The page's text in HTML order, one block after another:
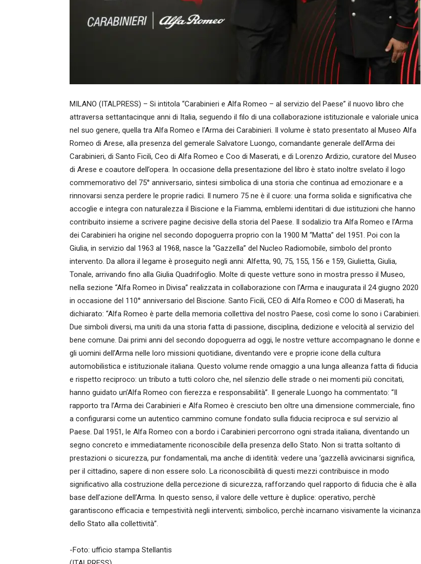
MILANO (ITALPRESS) – Si intitola “Carabinieri e Alfa Romeo – al servizio del Paese” il nuovo libro che
attraversa settantacinque anni di Italia, seguendo il filo di una collaborazione istituzionale e valoriale unica
nel suo genere, quella tra Alfa Romeo e l’Arma dei Carabinieri. Il volume è stato presentato al Museo Alfa
Romeo di Arese, alla presenza del gemerale Salvatore Luongo, comandante generale dell’Arma dei
Carabinieri, di Santo Ficili, Ceo di Alfa Romeo e Coo di Maserati, e di Lorenzo Ardizio, curatore del Museo
di Arese e coautore dell’opera. In occasione della presentazione del libro è stato inoltre svelato il logo
commemorativo del 75° anniversario, sintesi simbolica di una storia che continua ad emozionare e a
rinnovarsi senza perdere le proprie radici. Il numero 75 ne è il cuore: una forma solida e significativa che
accoglie e integra con naturalezza il Biscione e la Fiamma, emblemi identitari di due istituzioni che hanno
contribuito insieme a scrivere pagine decisive della storia del Paese. Il sodalizio tra Alfa Romeo e l’Arma
dei Carabinieri ha origine nel secondo dopoguerra proprio con la 1900 M “Matta” del 1951. Poi con la
Giulia, in servizio dal 1963 al 1968, nasce la “Gazzella” del Nucleo Radiomobile, simbolo del pronto
intervento. Da allora il legame è proseguito negli anni: Alfetta, 90, 75, 155, 156 e 159, Giulietta, Giulia,
Tonale, arrivando fino alla Giulia Quadrifoglio. Molte di queste vetture sono in mostra presso il Museo,
nella sezione “Alfa Romeo in Divisa” realizzata in collaborazione con l’Arma e inaugurata il 24 giugno 2020
in occasione del 110° anniversario del Biscione. Santo Ficili, CEO di Alfa Romeo e COO di Maserati, ha
dichiarato: “Alfa Romeo è parte della memoria collettiva del nostro Paese, così come lo sono i Carabinieri.
Due simboli diversi, ma uniti da una storia fatta di passione, disciplina, dedizione e velocità al servizio del
bene comune. Dai primi anni del secondo dopoguerra ad oggi, le nostre vetture accompagnano le donne e
gli uomini dell’Arma nelle loro missioni quotidiane, diventando vere e proprie icone della cultura
automobilistica e istituzionale italiana. Questo volume rende omaggio a una lunga alleanza fatta di fiducia
e rispetto reciproco: un tributo a tutti coloro che, nel silenzio delle strade o nei momenti più concitati,
hanno guidato un’Alfa Romeo con fierezza e responsabilità”. Il generale Luongo ha commentato: “Il
rapporto tra l’Arma dei Carabinieri e Alfa Romeo è cresciuto ben oltre una dimensione commerciale, fino
a configurarsi come un autentico cammino comune fondato sulla fiducia reciproca e sul servizio al
Paese. Dal 1951, le Alfa Romeo con a bordo i Carabinieri percorrono ogni strada italiana, diventando un
segno concreto e immediatamente riconoscibile della presenza dello Stato. Non si tratta soltanto di
prestazioni o sicurezza, pur fondamentali, ma anche di identità: vedere una ‘gazzellà avvicinarsi significa,
per il cittadino, sapere di non essere solo. La riconoscibilità di questi mezzi contribuisce in modo
significativo alla costruzione della percezione di sicurezza, rafforzando quel rapporto di fiducia che è alla
base dell’azione dell’Arma. In questo senso, il valore delle vetture è duplice: operativo, perchè
garantiscono efficacia e tempestività negli interventi; simbolico, perchè incarnano visivamente la vicinanza
dello Stato alla collettività”.
-Foto: ufficio stampa Stellantis